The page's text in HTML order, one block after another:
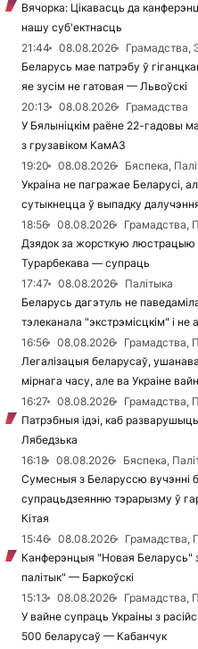
Вячорка: Цікавасць да
нашу суб'ектнасць
21:44
08.08.2026
Грамадства,
Беларусь мае патрэбу ў
яе зусім не гатовая — Львоўскі
20:13
08.08.2026
Грамадства
У Бялыніцкім раёне 22-гадовы
з грузавіком КамАЗ
19:20
08.08.2026
Бяспека,
Украіна не пагражае Беларусі,
сутыкнецца ў выпадку
18:56
08.08.2026
Грамадства,
Дзядок за жорсткую люстрацыю
Турарбекава — супраць
17:47
08.08.2026
Палітыка
Беларусь дагэтуль не
тэлеканала "экстрэмісцкім" і
16:56
08.08.2026
Грамадства,
Легалізацыя беларусаў,
мірнага часу, але ва Украіне
16:27
08.08.2026
Грамадства,
Патрэбныя ідэі, каб
Лябедзька
16:18
08.08.2026
Бяспека,
Сумесныя з Беларуссю вучэнні
супрацьдзеянню тэрарызму ў
Кітая
15:46
08.08.2026
Грамадства,
Канферэнцыя "Новая Беларусь"
палітык" — Баркоўскі
15:13
08.08.2026
Грамадства,
У вайне супраць Украіны з
500 беларусаў — Кабанчук